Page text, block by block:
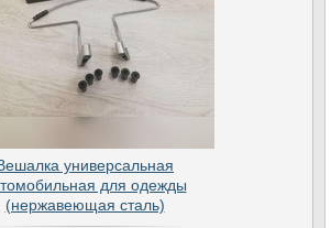
универсальная
для одежды
(нержавеющая сталь)